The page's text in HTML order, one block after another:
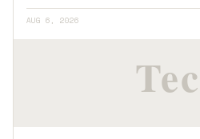
AUG 6, 2026